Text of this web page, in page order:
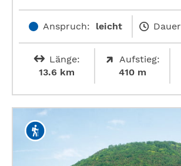
Anspruch: leicht
Länge:
13.6 km
Aufstieg:
410 m